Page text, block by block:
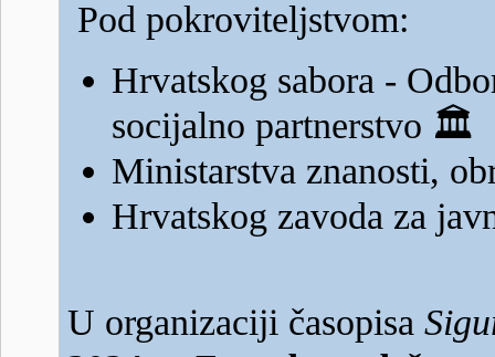
Pod pokroviteljstvom:
Hrvatskog sabora -
socijalno partnerstvo 🏛️
Ministarstva znanosti,
Hrvatskog zavoda za
U organizaciji časopisa